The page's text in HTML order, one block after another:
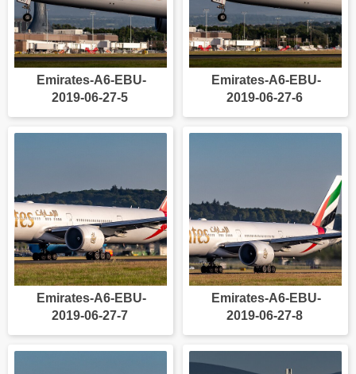
Emirates-A6-EBU-
2019-06-27-5
Emirates-A6-EBU-
2019-06-27-6
Emirates-A6-EBU-
2019-06-27-7
Emirates-A6-EBU-
2019-06-27-8